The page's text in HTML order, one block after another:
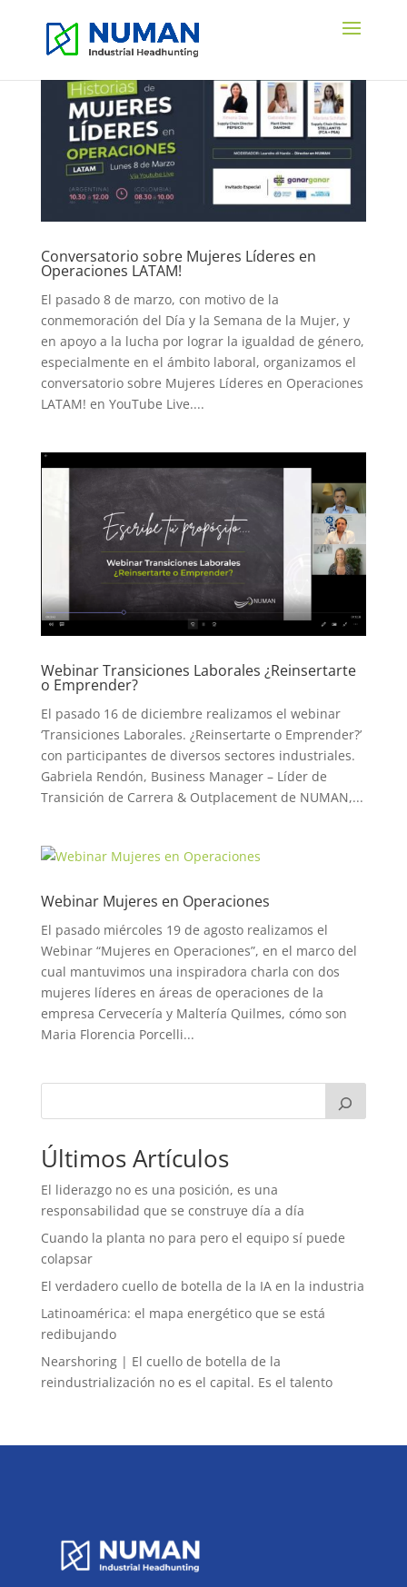
Conversatorio sobre Mujeres Líderes en
Operaciones LATAM!
El pasado 8 de marzo, con motivo de la
conmemoración del Día y la Semana de la Mujer, y
en apoyo a la lucha por lograr la igualdad de género,
especialmente en el ámbito laboral, organizamos el
conversatorio sobre Mujeres Líderes en Operaciones
LATAM! en YouTube Live....
Webinar Transiciones Laborales ¿Reinsertarte
o Emprender?
El pasado 16 de diciembre realizamos el webinar
‘Transiciones Laborales. ¿Reinsertarte o Emprender?’
con participantes de diversos sectores industriales.
Gabriela Rendón, Business Manager – Líder de
Transición de Carrera & Outplacement de NUMAN,...
Webinar Mujeres en Operaciones
El pasado miércoles 19 de agosto realizamos el
Webinar “Mujeres en Operaciones”, en el marco del
cual mantuvimos una inspiradora charla con dos
mujeres líderes en áreas de operaciones de la
empresa Cervecería y Maltería Quilmes, cómo son
Maria Florencia Porcelli...
Últimos Artículos
El liderazgo no es una posición, es una
responsabilidad que se construye día a día
Cuando la planta no para pero el equipo sí puede
colapsar
El verdadero cuello de botella de la IA en la industria
Latinoamérica: el mapa energético que se está
redibujando
Nearshoring | El cuello de botella de la
reindustrialización no es el capital. Es el talento